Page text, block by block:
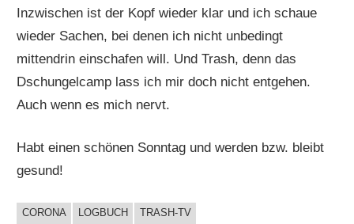
Inzwischen ist der Kopf wieder klar und ich schaue
wieder Sachen, bei denen ich nicht unbedingt
mittendrin einschafen will. Und Trash, denn das
Dschungelcamp lass ich mir doch nicht entgehen.
Auch wenn es mich nervt.
Habt einen schönen Sonntag und werden bzw. bleibt
gesund!
BUCHIGES
CORONA LOGBUCH TRASH-TV